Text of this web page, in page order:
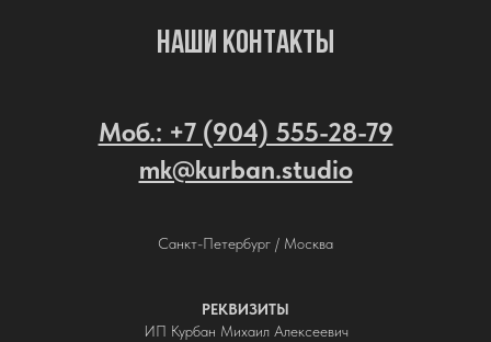
Наши контакты
Моб.: +7 (904) 555-28-79
mk@kurban.studio
Санкт-Петербург / Москва
РЕКВИЗИТЫ
ИП Курбан Михаил Алексеевич